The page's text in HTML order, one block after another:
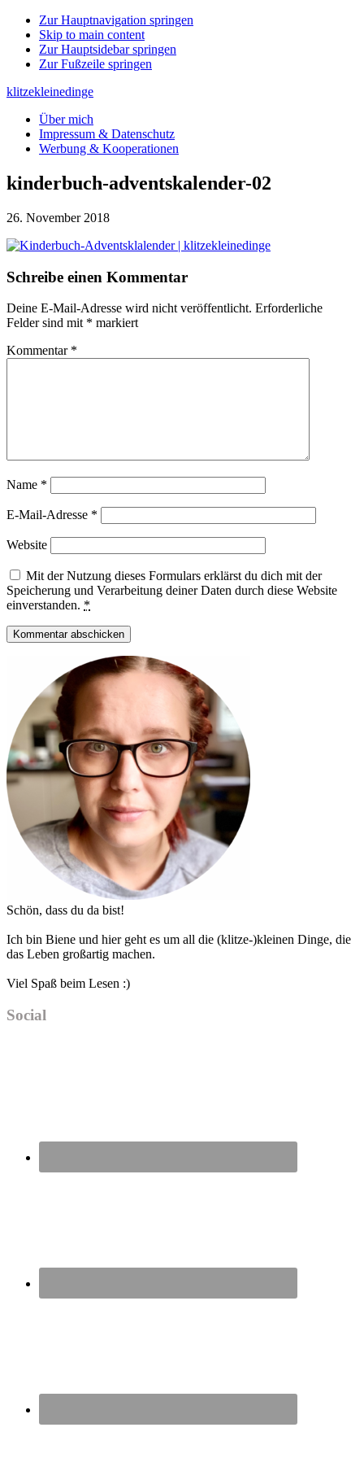
Zur Hauptnavigation springen
Skip to main content
Zur Hauptsidebar springen
Zur Fußzeile springen
klitzekleinedinge
Über mich
Impressum & Datenschutz
Werbung & Kooperationen
kinderbuch-adventskalender-02
26. November 2018
Leser-
Schreibe einen Kommentar
Deine E-Mail-Adresse wird nicht veröffentlicht. Erforderliche
Felder sind mit * markiert
Kommentar *
Name *
E-Mail-Adresse *
Website
Mit der Nutzung dieses Formulars erklärst du dich mit der
Speicherung und Verarbeitung deiner Daten durch diese Website
einverstanden. *
Sidebar
Schön, dass du da bist!
Ich bin Biene und hier geht es um all die (klitze-)kleinen Dinge, die
das Leben großartig machen.
Viel Spaß beim Lesen :)
Social